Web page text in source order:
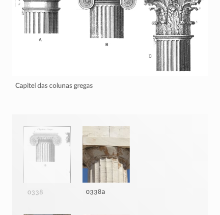
Capitel das colunas gregas
0338 0338a